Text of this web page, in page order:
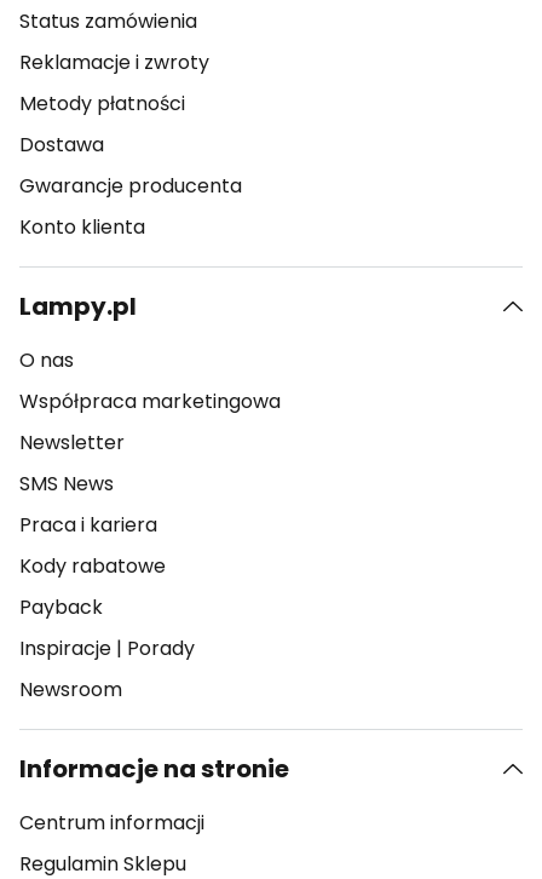
Status zamówienia
Reklamacje i zwroty
Metody płatności
Dostawa
Gwarancje producenta
Konto klienta
Lampy.pl
O nas
Współpraca marketingowa
Newsletter
SMS News
Praca i kariera
Kody rabatowe
Payback
Inspiracje | Porady
Newsroom
Informacje na stronie
Centrum informacji
Regulamin Sklepu